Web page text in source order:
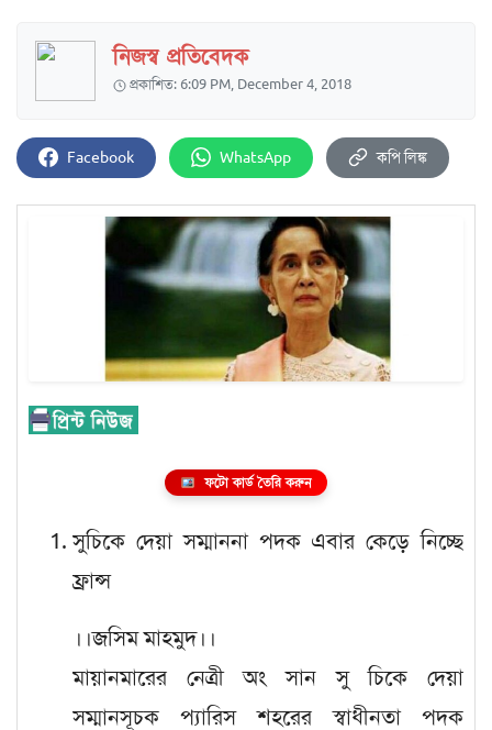
নিজস্ব প্রতিবেদক
প্রকাশিত: 6:09 PM, December 4, 2018
Facebook WhatsApp কপি লিঙ্ক
ফটো কার্ড তৈরি করুন
সুচিকে দেয়া সম্মাননা পদক এবার কেড়ে নিচ্ছে
ফ্রান্স
।।জসিম মাহমুদ।।
মায়ানমারের নেত্রী অং সান সু চিকে দেয়া
সম্মানসূচক প্যারিস শহরের স্বাধীনতা পদক